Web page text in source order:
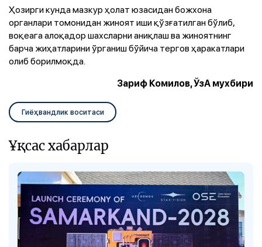
Ҳозирги кунда мазкур ҳолат юзасидан божхона
органлари томонидан жиноят иши қўзғатилган бўлиб,
воқеага алоқадор шахсларни аниқлаш ва жиноятнинг
барча жиҳатларини ўрганиш бўйича тергов ҳаракатлари
олиб борилмоқда.
Зариф Комилов, ЎзА мухбири
Гиёҳвандлик воситаси
Ұқсас хабарлар